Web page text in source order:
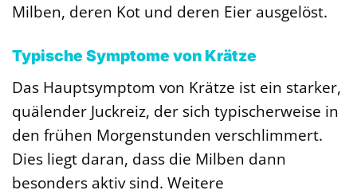
Milben, deren Kot und deren Eier ausgelöst.
Typische Symptome von Krätze
Das Hauptsymptom von Krätze ist ein starker,
quälender Juckreiz, der sich typischerweise in
den frühen Morgenstunden verschlimmert.
Dies liegt daran, dass die Milben dann
besonders aktiv sind. Weitere